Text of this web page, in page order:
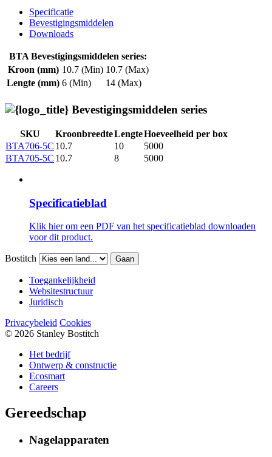
Specificatie
Bevestigingsmiddelen
Downloads
BTA Bevestigingsmiddelen series:
Kroon (mm) 10.7 (Min) 10.7 (Max)
Lengte (mm) 6 (Min) 14 (Max)
Bevestigingsmiddelen series
SKU KroonbreedteLengteHoeveelheid per box
BTA706-5C 10.7 10
5000
BTA705-5C 10.7 8 5000
Specificatieblad
Klik hier om een ​​PDF van het specificatieblad downloaden
voor dit product.
Bostitch Gaan
Toegankelijkheid
Websitestructuur
Juridisch
Privacybeleid Cookies
© 2026 Stanley Bostitch
Het bedrijf
Ontwerp & constructie
Ecosmart
Careers
Gereedschap
Nagelapparaten